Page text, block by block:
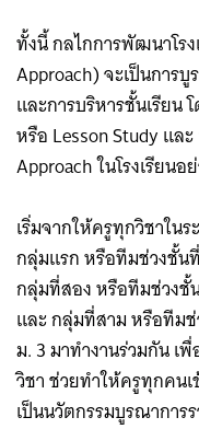
ทั้งนี้ กลไกการพัฒนาโร
Approach) จะเป็นการบู
และการบริหารชั้นเรียน
หรือ Lesson Study แล
Approach ในโรงเรียน
เริ่มจากให้ครูทุกวิชาใน
กลุ่มแรก หรือทีมช่วงชั้น
กลุ่มที่สอง หรือทีมช่วงชั้
และ กลุ่มที่สาม หรือทีม
ม. 3 มาทำงานร่วมกัน
วิชา ช่วยทำให้ครูทุกคนเ
เป็นนวัตกรรมบูรณาการ